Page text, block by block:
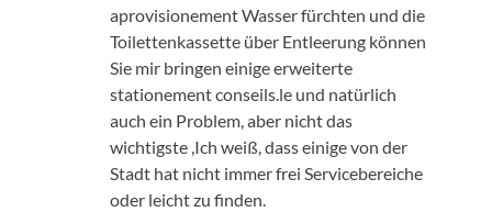
aprovisionement Wasser fürchten und die
Toilettenkassette über Entleerung können
Sie mir bringen einige erweiterte
stationement conseils.le und natürlich
auch ein Problem, aber nicht das
wichtigste ,Ich weiß, dass einige von der
Stadt hat nicht immer frei Servicebereiche
oder leicht zu finden.